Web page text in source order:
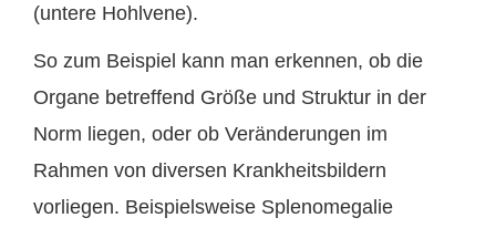
(untere Hohlvene).
So zum Beispiel kann man erkennen, ob die
Organe betreffend Größe und Struktur in der
Norm liegen, oder ob Veränderungen im
Rahmen von diversen Krankheitsbildern
vorliegen. Beispielsweise Splenomegalie